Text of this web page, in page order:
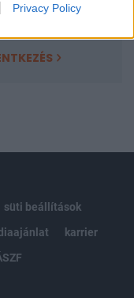
Privacy Policy
süti beállítások
karrier